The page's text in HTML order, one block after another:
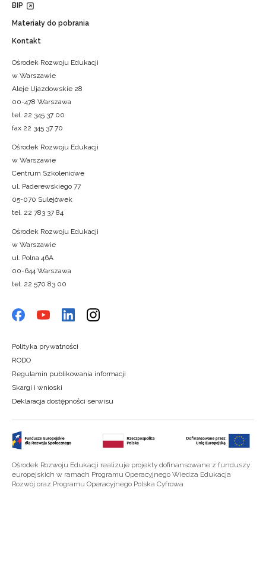
BIP
Materiały do pobrania
Kontakt
Ośrodek Rozwoju Edukacji
w Warszawie
Aleje Ujazdowskie 28
00-478 Warszawa
tel. 22 345 37 00
fax 22 345 37 70
Ośrodek Rozwoju Edukacji
w Warszawie
Centrum Szkoleniowe
ul. Paderewskiego 77
05-070 Sulejówek
tel. 22 783 37 84
Ośrodek Rozwoju Edukacji
w Warszawie
ul. Polna 46A
00-644 Warszawa
tel. 22 570 83 00
Polityka prywatności
RODO
Regulamin publikowania informacji
Skargi i wnioski
Deklaracja dostępności serwisu
Ośrodek Rozwoju Edukacji realizuje projekty dofinansowane z funduszy
europejskich w ramach Programu Operacyjnego Wiedza Edukacja
Rozwój oraz Programu Operacyjnego Polska Cyfrowa